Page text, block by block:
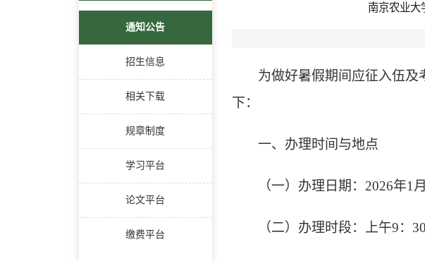
通知公告
招生信息
相关下载
规章制度
学习平台
论文平台
缴费平台
南京农业大
为做好暑假期间应征入伍
下：
一、办理时间与地点
（一）办理日期： 2026年1月
（二）办理时段：上午9： 3